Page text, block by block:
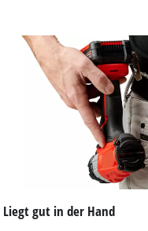
Liegt gut in der Hand